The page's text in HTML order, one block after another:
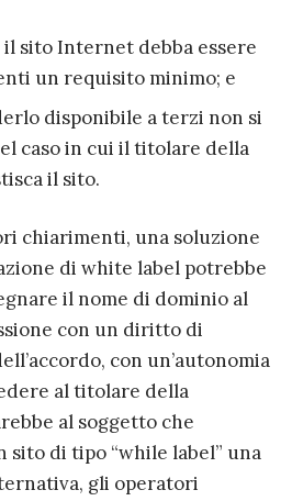
il sito Internet debba essere
un requisito minimo; e
disponibile a terzi non si
caso in cui il titolare della
il sito.
chiarimenti, una soluzione
di white label potrebbe
il nome di dominio al
con un diritto di
con un’autonomia
al titolare della
al soggetto che
sito di tipo “while label” una
gli operatori